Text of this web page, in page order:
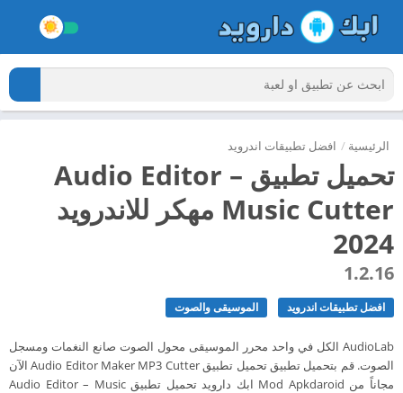
الرئيسية / افضل تطبيقات اندرويد
تحميل تطبيق Audio Editor –
Music Cutter مهكر للاندرويد
2024
1.2.16
افضل تطبيقات اندرويد الموسيقى والصوت
AudioLab الكل في واحد محرر الموسيقى محول الصوت صانع النغمات ومسجل
الصوت. قم بتحميل تطبيق تحميل تطبيق Audio Editor Maker MP3 Cutter الآن
مجاناً من Mod Apkdaroid ابك دارويد تحميل تطبيق Audio Editor – Music